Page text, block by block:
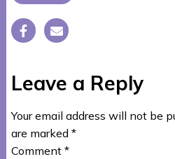
Leave a Reply
Your email address will not be
are marked *
Comment *